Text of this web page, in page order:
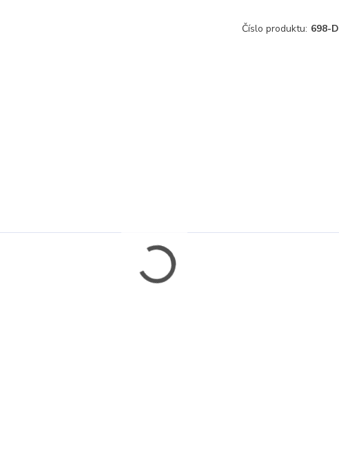
Číslo produktu: 698-D